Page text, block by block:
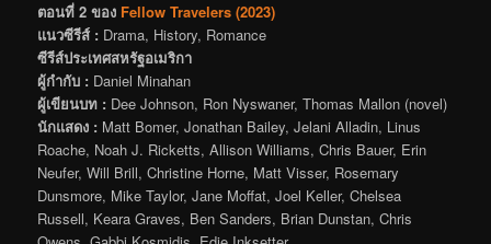
ตอนที่ 2 ของ Fellow Travelers (2023)
แนวซีรีส์ : Drama, History, Romance
ซีรีส์ประเทศสหรัฐอเมริกา
ผู้กำกับ : Daniel Minahan
ผู้เขียนบท : Dee Johnson, Ron Nyswaner, Thomas Mallon (novel)
นักแสดง : Matt Bomer, Jonathan Bailey, Jelani Alladin, Linus
Roache, Noah J. Ricketts, Allison Williams, Chris Bauer, Erin
Neufer, Will Brill, Christine Horne, Matt Visser, Rosemary
Dunsmore, Mike Taylor, Jane Moffat, Joel Keller, Chelsea
Russell, Keara Graves, Ben Sanders, Brian Dunstan, Chris